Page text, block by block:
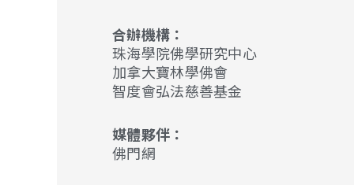
合辦機構：
珠海學院佛學研究中心
加拿大寶林學佛會
智度會弘法慈善基金
媒體夥伴：
佛門網